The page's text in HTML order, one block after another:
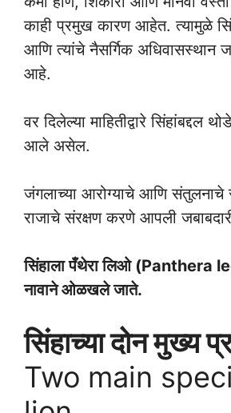
काही प्रमुख कारण आहेत. त्यामुळे
आणि त्यांचे नैसर्गिक
आहे.
वर दिलेल्या माहितीद्वारे सिंहांबद्दल
आले असेल.
जंगलाच्या आरोग्याचे आणि
राजाचे संरक्षण करणे आपली
सिंहाला पँथेरा लिओ (Panthera
नावाने ओळखले जाते.
सिंहाच्या दोन मुख्य
Two main